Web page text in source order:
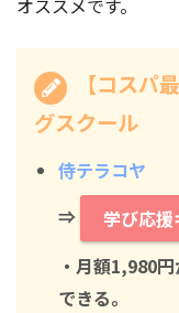
オススメです。
【コスパ
グスクール
侍テラコヤ
⇒
学び応
・月額1,980
できる。